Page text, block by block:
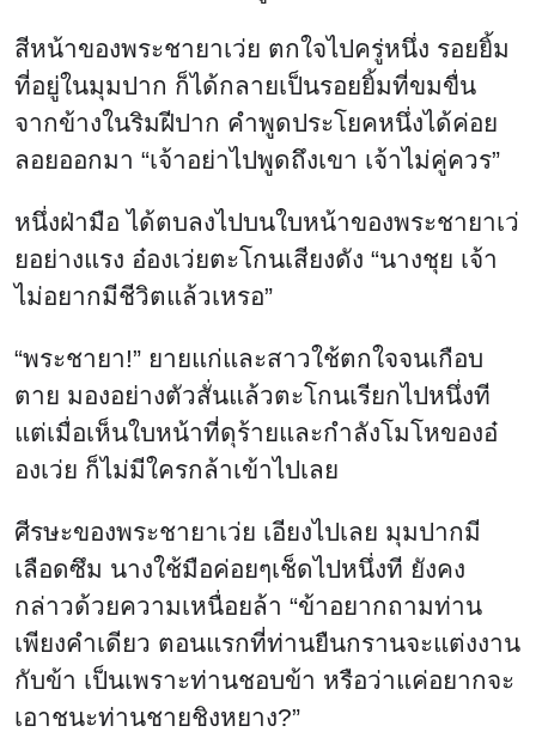
สีหน้าของพระชายาเว่ย ตกใจไปครู่หนึ่ง รอยยิ้ม
ที่อยู่ในมุมปาก ก็ได้กลายเป็นรอยยิ้มที่ขมขื่น
จากข้างในริมฝีปาก คำพูดประโยคหนึ่งได้ค่อย
ลอยออกมา “เจ้าอย่าไปพูดถึงเขา เจ้าไม่คู่ควร”
หนึ่งฝ่ามือ ได้ตบลงไปบนใบหน้าของพระชายาเว่
ยอย่างแรง อ๋องเว่ยตะโกนเสียงดัง “นางชุย เจ้า
ไม่อยากมีชีวิตแล้วเหรอ”
“พระชายา!” ยายแก่และสาวใช้ตกใจจนเกือบ
ตาย มองอย่างตัวสั่นแล้วตะโกนเรียกไปหนึ่งที
แต่เมื่อเห็นใบหน้าที่ดุร้ายและกำลังโมโหของอ๋
องเว่ย ก็ไม่มีใครกล้าเข้าไปเลย
ศีรษะของพระชายาเว่ย เอียงไปเลย มุมปากมี
เลือดซึม นางใช้มือค่อยๆเช็ดไปหนึ่งที ยังคง
กล่าวด้วยความเหนื่อยล้า “ข้าอยากถามท่าน
เพียงคำเดียว ตอนแรกที่ท่านยืนกรานจะแต่งงาน
กับข้า เป็นเพราะท่านชอบข้า หรือว่าแค่อยากจะ
เอาชนะท่านชายชิงหยาง?”